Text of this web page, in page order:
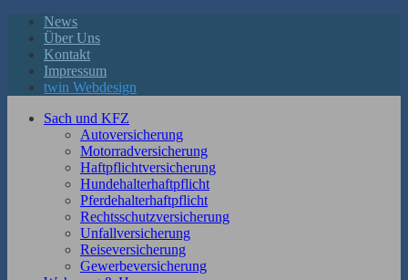
News
Über Uns
Kontakt
Impressum
twin Webdesign
Sach und KFZ
Autoversicherung
Motorradversicherung
Haftpflichtversicherung
Hundehalterhaftpflicht
Pferdehalterhaftpflicht
Rechtsschutzversicherung
Unfallversicherung
Reiseversicherung
Gewerbeversicherung